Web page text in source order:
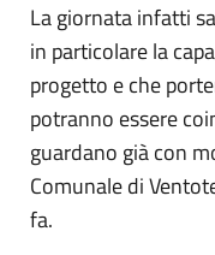
La giornata infatti
in particolare la
progetto e che
potranno essere
guardano già con
Comunale di
fa.